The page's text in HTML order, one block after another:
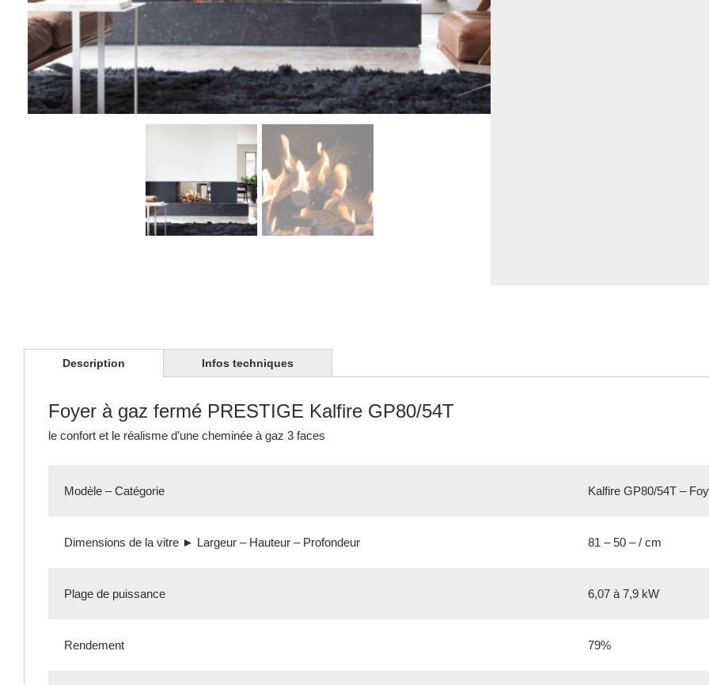
Description Infos techniques
Foyer à gaz fermé PRESTIGE Kalfire GP80/54T
le confort et le réalisme d’une cheminée à gaz 3 faces
Modèle – Catégorie Kalfire GP80/54T –
Dimensions de la vitre ► Largeur – Hauteur – Profondeur 81 – 50 – / cm
Plage de puissance 6,07 à 7,9 kW
Rendement 79%